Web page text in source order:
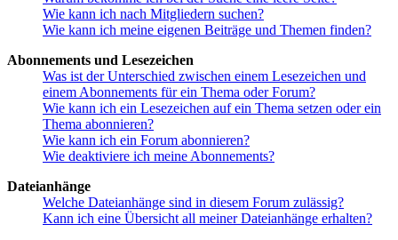
Wie kann ich nach Mitgliedern suchen?
Wie kann ich meine eigenen Beiträge und Themen finden?
Abonnements und Lesezeichen
Was ist der Unterschied zwischen einem Lesezeichen und
einem Abonnements für ein Thema oder Forum?
Wie kann ich ein Lesezeichen auf ein Thema setzen oder ein
Thema abonnieren?
Wie kann ich ein Forum abonnieren?
Wie deaktiviere ich meine Abonnements?
Dateianhänge
Welche Dateianhänge sind in diesem Forum zulässig?
Kann ich eine Übersicht all meiner Dateianhänge erhalten?